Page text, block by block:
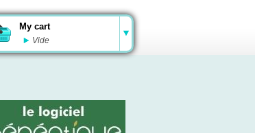
My cart
Vide